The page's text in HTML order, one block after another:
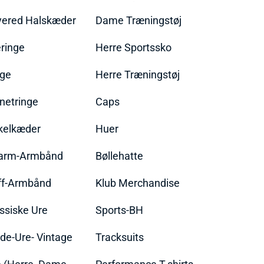
Halskæder
Armbånd
Armbånd
Ure
Ure- Vintage
Dame Træningstøj
Herre Sportssko
Herre Træningstøj
Caps
Huer
Bøllehatte
Klub Merchandise
Sports-BH
Tracksuits